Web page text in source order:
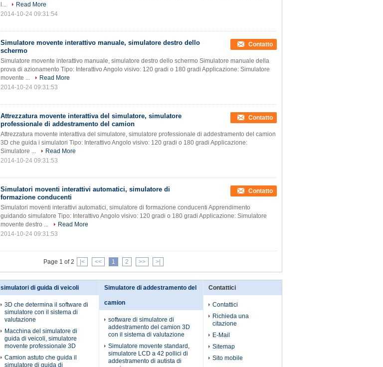
l...
Read More
2014-10-24 09:31:54
Simulatore movente interattivo manuale, simulatore destro dello
schermo
Contatto
Simulatore movente interattivo manuale, simulatore destro dello schermo Simulatore manuale della
prova di azionamento Tipo: Interattivo Angolo visivo: 120 gradi o 180 gradi Applicazione: Simulatore
movente ...
Read More
2014-10-24 09:31:53
Attrezzatura movente interattiva del simulatore, simulatore
professionale di addestramento del camion
Contatto
Attrezzatura movente interattiva del simulatore, simulatore professionale di addestramento del camion
3D che guida i simulatori Tipo: Interattivo Angolo visivo: 120 gradi o 180 gradi Applicazione:
Simulatore ...
Read More
2014-10-24 09:31:53
Simulatori moventi interattivi automatici, simulatore di
formazione conducenti
Contatto
Simulatori moventi interattivi automatici, simulatore di formazione conducenti Apprendimento
guidando simulatore Tipo: Interattivo Angolo visivo: 120 gradi o 180 gradi Applicazione: Simulatore
movente destro ...
Read More
2014-10-24 09:31:53
Page 1 of 2 |< << 1 2 >> >|
simulatori di guida di veicoli
3D che determina il software di
simulatore con il sistema di
valutazione
Macchina del simulatore di
guida di veicoli, simulatore
movente professionale 3D
Camion astuto che guida il
simulatore di guida di
Simulatore di addestramento del
camion
software di simulatore di
addestramento del camion 3D
con il sistema di valutazione
Simulatore movente standard,
simulatore LCD a 42 pollici di
addestramento di autista di
Contattici
Contattici
Richieda una
citazione
E-Mail
Sitemap
Sito mobile